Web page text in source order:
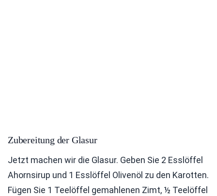
Zubereitung der Glasur
Jetzt machen wir die Glasur. Geben Sie 2 Esslöffel
Ahornsirup und 1 Esslöffel Olivenöl zu den Karotten.
Fügen Sie 1 Teelöffel gemahlenen Zimt, ½ Teelöffel